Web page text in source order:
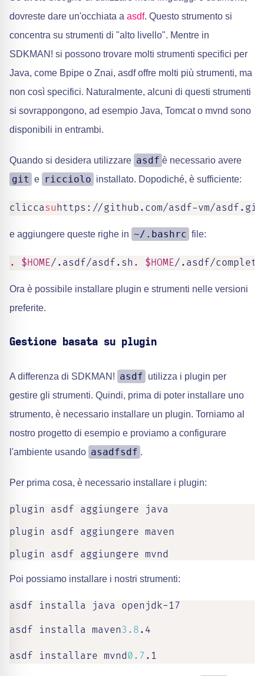
dovreste dare un'occhiata a asdf. Questo strumento si
concentra su strumenti di "alto livello". Mentre in
SDKMAN! si possono trovare molti strumenti specifici per
Java, come Bpipe o Znai, asdf offre molti più strumenti, ma
non così specifici. Naturalmente, alcuni di questi strumenti
si sovrappongono, ad esempio Java, Tomcat o mvnd sono
disponibili in entrambi.
Quando si desidera utilizzare asdf è necessario avere
git e ricciolo installato. Dopodiché, è sufficiente:
cliccasuhttps://github.com/asdf-vm/
e aggiungere queste righe in ~/.bashrc file:
. $HOME/.asdf/asdf.sh . $HOME/.asdf/
Ora è possibile installare plugin e strumenti nelle versioni
preferite.
Gestione basata su plugin
A differenza di SDKMAN! asdf utilizza i plugin per
gestire gli strumenti. Quindi, prima di poter installare uno
strumento, è necessario installare un plugin. Torniamo al
nostro progetto di esempio e proviamo a configurare
l'ambiente usando asadfsdf .
Per prima cosa, è necessario installare i plugin:
plugin asdf aggiungere java
plugin asdf aggiungere maven
plugin asdf aggiungere mvnd
Poi possiamo installare i nostri strumenti:
asdf installa java openjdk-17
asdf installa maven3.8 .4
asdf installare mvnd0.7 .1